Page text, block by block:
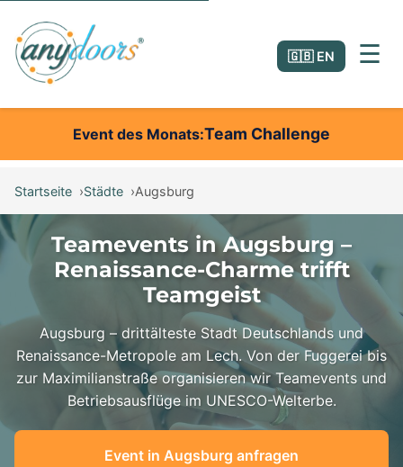
🇬🇧 EN ☰
Event des Monats Team Challenge
Startseite Städte Augsburg
Teamevents in Augsburg –
Renaissance-Charme trifft
Teamgeist
Augsburg – drittälteste Stadt Deutschlands und
Renaissance-Metropole am Lech. Von der Fuggerei bis
zur Maximilianstraße organisieren wir Teamevents und
Betriebsausflüge im UNESCO-Welterbe.
Event in Augsburg anfragen